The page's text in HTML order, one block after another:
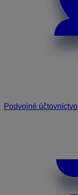
Podvojné účtovníctvo